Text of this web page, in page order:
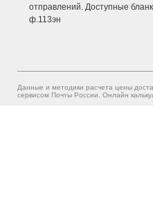
отправлений. Доступные
ф.113эн
Данные и методики расчета цены
сервисом Почты России. Онлайн